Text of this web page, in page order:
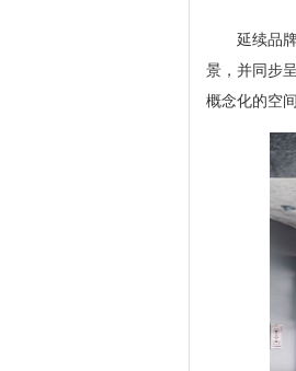
延续品
景，并同步
概念化的空